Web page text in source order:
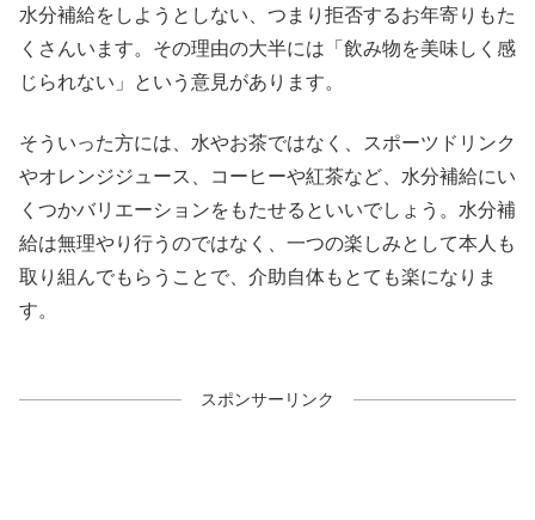
水分補給をしようとしない、つまり拒否するお年寄りもた
くさんいます。その理由の大半には「飲み物を美味しく感
じられない」という意見があります。
そういった方には、水やお茶ではなく、スポーツドリンク
やオレンジジュース、コーヒーや紅茶など、水分補給にい
くつかバリエーションをもたせるといいでしょう。水分補
給は無理やり行うのではなく、一つの楽しみとして本人も
取り組んでもらうことで、介助自体もとても楽になりま
す。
スポンサーリンク